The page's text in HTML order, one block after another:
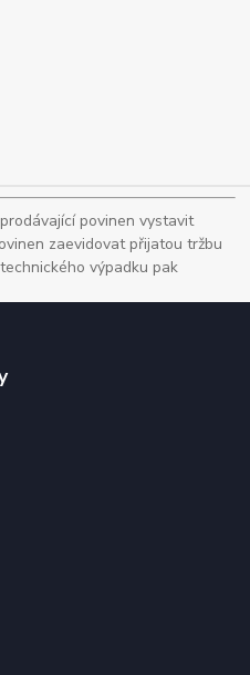
povinen vystavit
zaevidovat přijatou tržbu
výpadku pak